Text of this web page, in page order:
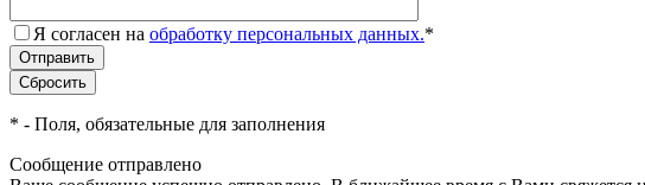
Я согласен на обработку персональных данных.*
* - Поля, обязательные для заполнения
Сообщение отправлено